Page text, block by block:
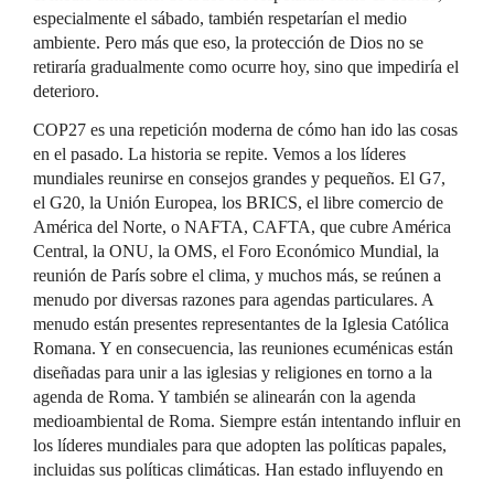
especialmente el sábado, también respetarían el medio
ambiente. Pero más que eso, la protección de Dios no se
retiraría gradualmente como ocurre hoy, sino que impediría el
deterioro.
COP27 es una repetición moderna de cómo han ido las cosas
en el pasado. La historia se repite. Vemos a los líderes
mundiales reunirse en consejos grandes y pequeños. El G7,
el G20, la Unión Europea, los BRICS, el libre comercio de
América del Norte, o NAFTA, CAFTA, que cubre América
Central, la ONU, la OMS, el Foro Económico Mundial, la
reunión de París sobre el clima, y muchos más, se reúnen a
menudo por diversas razones para agendas particulares. A
menudo están presentes representantes de la Iglesia Católica
Romana. Y en consecuencia, las reuniones ecuménicas están
diseñadas para unir a las iglesias y religiones en torno a la
agenda de Roma. Y también se alinearán con la agenda
medioambiental de Roma. Siempre están intentando influir en
los líderes mundiales para que adopten las políticas papales,
incluidas sus políticas climáticas. Han estado influyendo en